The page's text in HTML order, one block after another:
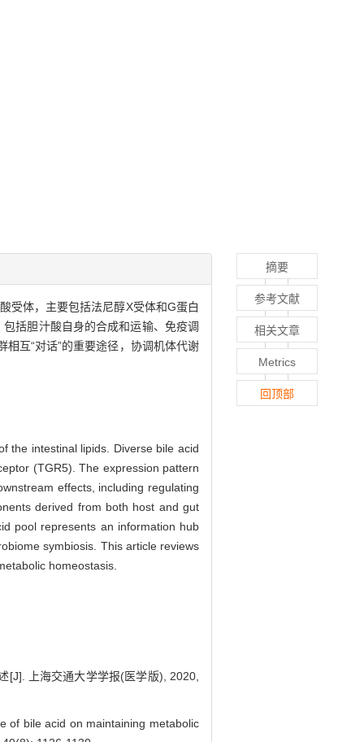
受体，主要包括法尼醇X受体和G蛋白
括胆汁酸自身的合成和运输、免疫调
互“对话”的重要途径，协调机体代谢
the intestinal lipids. Diverse bile acid
(TGR5). The expression pattern
effects, including regulating
derived from both host and gut
pool represents an information hub
symbiosis. This article reviews
homeostasis.
[J]. 上海交通大学学报(医学版), 2020,
of bile acid on maintaining metabolic
摘要
参考文献
相关文章
Metrics
回顶部